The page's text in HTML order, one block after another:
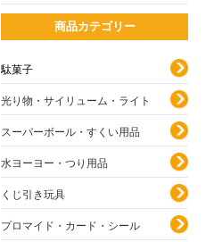
商品カテゴリー
駄菓子
光り物・サイリューム・ライト
スーパーボール・すくい用品
水ヨーヨー・つり用品
くじ引き玩具
プロマイド・カード・シール